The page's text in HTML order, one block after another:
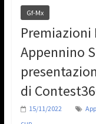
Gf-Mx
Premiazioni
Appennino
di
15/11/2022